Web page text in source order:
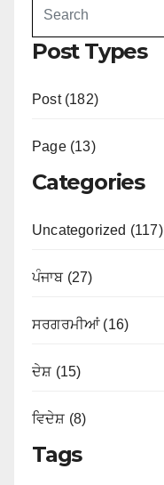
Post Types
Post (182)
Page (13)
Categories
Uncategorized (117)
ਪੰਜਾਬ (27)
ਸਰਗਰਮੀਆਂ (16)
ਦੇਸ਼ (15)
ਵਿਦੇਸ਼ (8)
Tags